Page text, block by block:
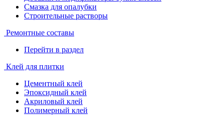
Смазка для опалубки
Строительные растворы
Ремонтные составы
Перейти в раздел
Клей для плитки
Цементный клей
Эпоксидный клей
Акриловый клей
Полимерный клей